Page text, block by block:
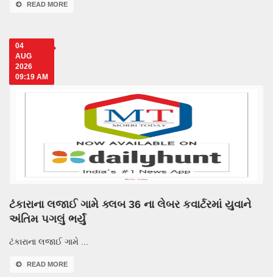
READ MORE
04
AUG
2026
09:19 AM
ટંકારાના લજાઈ ગામે ક્લબ 36 ના લેબર કવાર્ટરમાં યુવાને
અંતિમ પગલું ભર્યું
ટંકારાના લજાઈ ગામે ...
READ MORE